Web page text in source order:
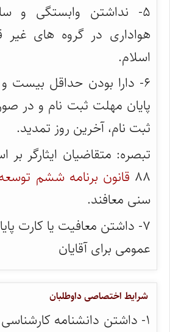
۵- نداشتن وابستگی و
هواداری در گروه های غیر
اسلام.
۶- دارا بودن حداقل بیست
پایان مهلت ثبت نام و در
ثبت نام، آخرین روز تمدید.
تبصره: متقاضیان ایثارگر
۸۸ قانون برنامه ششم
سنی معافند.
۷- داشتن معافیت یا کارت
عمومی برای آقایان
شرایط اختصاصی داوطلبان
۱- داشتن دانشنامه کارشناسی